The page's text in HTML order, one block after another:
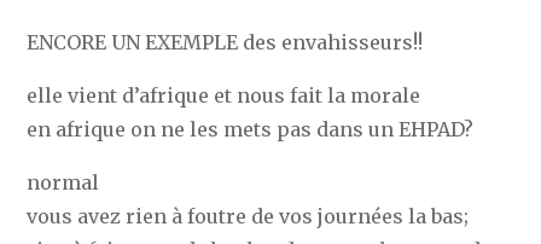
ENCORE UN EXEMPLE des envahisseurs!!
elle vient d’afrique et nous fait la morale
en afrique on ne les mets pas dans un EHPAD?
normal
vous avez rien à foutre de vos journées la bas;